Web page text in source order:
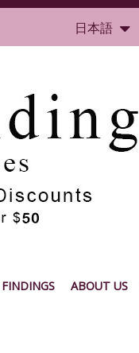
日本語
FINDINGS ABOUT US